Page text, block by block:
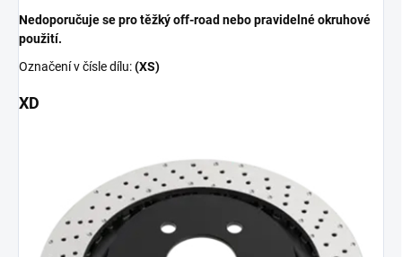
Nedoporučuje se pro těžký off-road nebo pravidelné okruhové
použití.
Označení v čísle dílu:(XS)
XD